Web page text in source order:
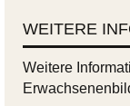
WEITERE
Weitere